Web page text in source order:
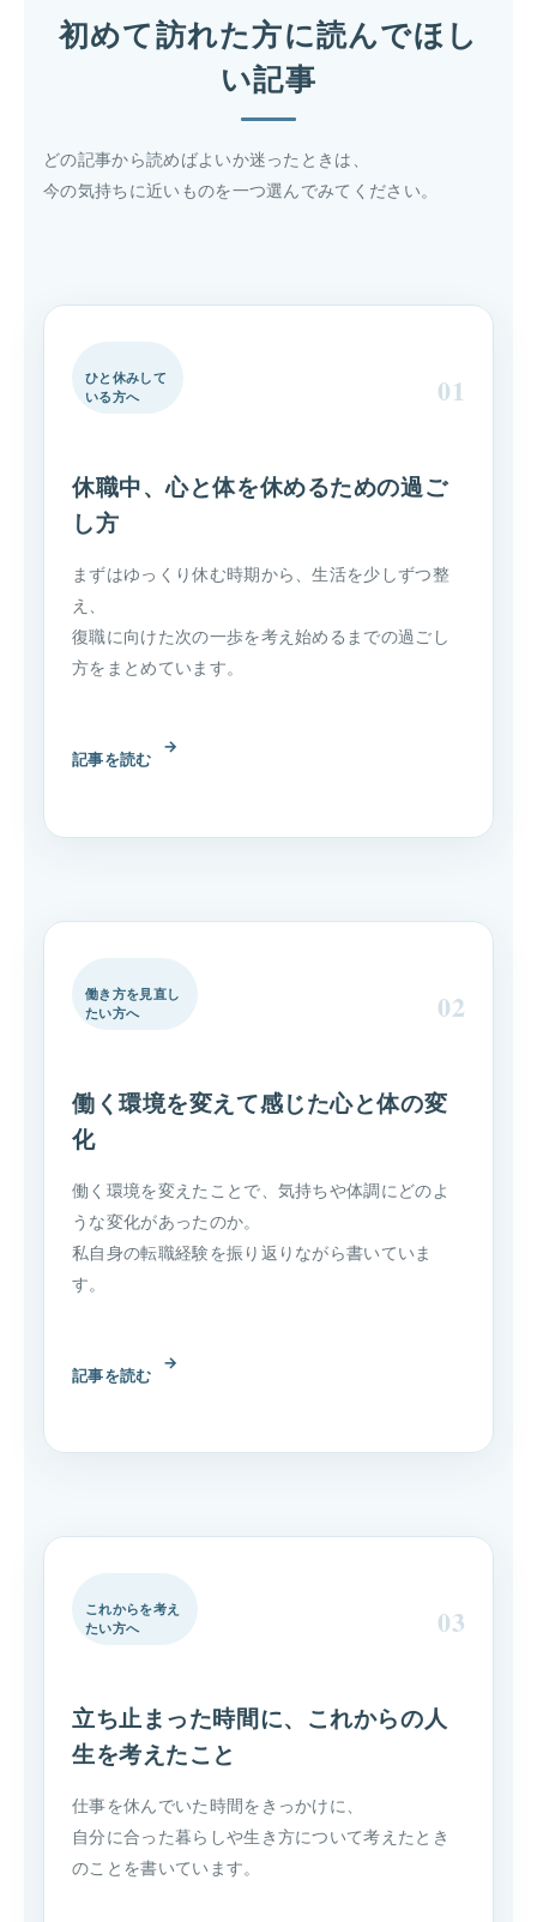
初めて訪れた方に読んでほし
い記事
どの記事から読めばよいか迷ったときは、
今の気持ちに近いものを一つ選んでみてください。
ひと休みして
いる方へ
01
休職中、心と体を休めるための過ご
し方
まずはゆっくり休む時期から、生活を少しずつ整
え、
復職に向けた次の一歩を考え始めるまでの過ごし
方をまとめています。
記事を読む
→
働き方を見直し
たい方へ
02
働く環境を変えて感じた心と体の変
化
働く環境を変えたことで、気持ちや体調にどのよ
うな変化があったのか。
私自身の転職経験を振り返りながら書いていま
す。
記事を読む
→
これからを考え
たい方へ
03
立ち止まった時間に、これからの人
生を考えたこと
仕事を休んでいた時間をきっかけに、
自分に合った暮らしや生き方について考えたとき
のことを書いています。